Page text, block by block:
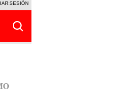
LUZ VIERNES 7 DE AGOSTO
SESIÓN